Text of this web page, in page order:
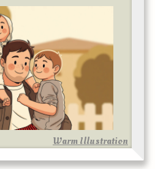
Warm Illustration